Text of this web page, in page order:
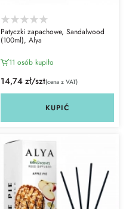
Patyczki zapachowe, Sandalwood
(100ml), Alya
11 osób kupiło
14,74 zł/szt(cena z VAT)
KUPIĆ